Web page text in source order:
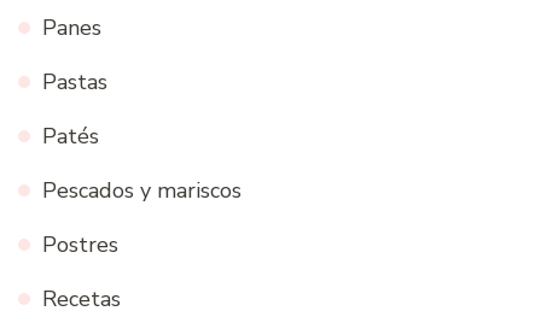
Panes
Pastas
Patés
Pescados y mariscos
Postres
Recetas